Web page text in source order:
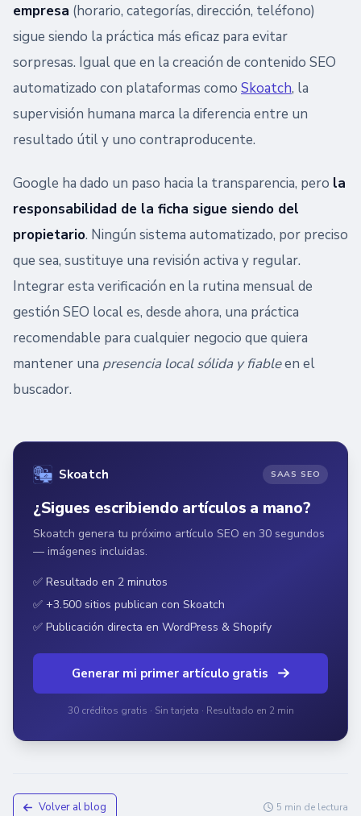
empresa (horario, categorías, dirección, teléfono)
sigue siendo la práctica más eficaz para evitar
sorpresas. Igual que en la creación de contenido SEO
automatizado con plataformas como Skoatch, la
supervisión humana marca la diferencia entre un
resultado útil y uno contraproducente.
Google ha dado un paso hacia la transparencia, pero la
responsabilidad de la ficha sigue siendo del
propietario. Ningún sistema automatizado, por preciso
que sea, sustituye una revisión activa y regular.
Integrar esta verificación en la rutina mensual de
gestión SEO local es, desde ahora, una práctica
recomendable para cualquier negocio que quiera
mantener una presencia local sólida y fiableen el
buscador.
Skoatch SAAS SEO
¿Sigues escribiendo artículos a mano?
Skoatch genera tu próximo artículo SEO en 30 segundos
— imágenes incluidas.
✅ Resultado en 2 minutos
✅ +3.500 sitios publican con Skoatch
✅ Publicación directa en WordPress & Shopify
Generar mi primer artículo gratis
30 créditos gratis · Sin tarjeta · Resultado en 2 min
Volver al blog 5 min de lectura